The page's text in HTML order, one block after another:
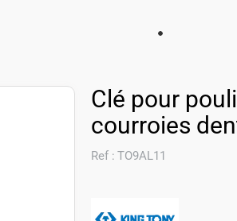
Clé pour
courroies
Ref : TO9AL11